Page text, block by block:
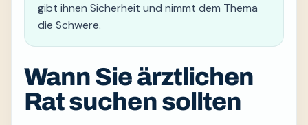
gibt ihnen Sicherheit und nimmt dem Thema
die Schwere.
Wann Sie ärztlichen
Rat suchen sollten